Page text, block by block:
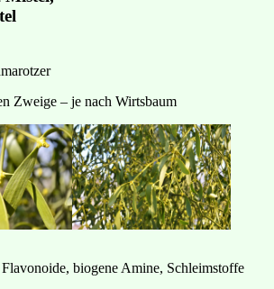
Zweige – je nach Wirtsbaum
biogene Amine, Schleimstoffe